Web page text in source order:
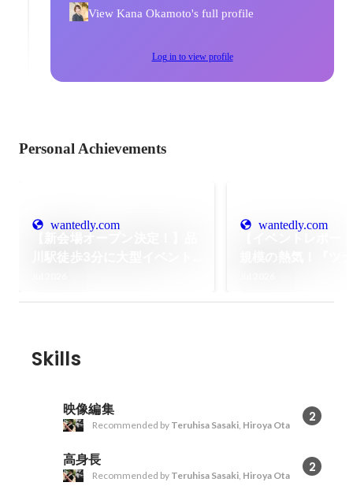
View Kana Okamoto's full profile
Log in to view profile
Personal Achievements
wantedly.com wantedly.com
Skills
映像編集 2
Recommended by Teruhisa Sasaki, Hiroya Ota
高身長 2
Recommended by Teruhisa Sasaki, Hiroya Ota